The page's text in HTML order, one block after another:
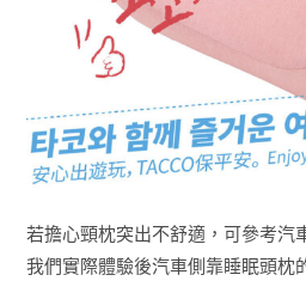
若擔心頸枕突出不舒適，可參考汽
我們實際體驗後汽車側靠睡眠頭枕